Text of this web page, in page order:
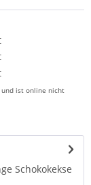
ist online nicht
Schokokekse